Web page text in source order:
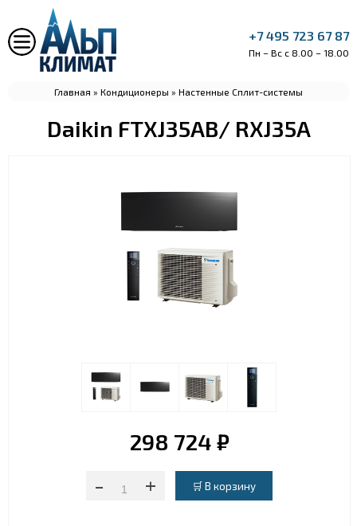
+7 495 723 67 87
Пн – Вс с 8.00 – 18.00
Главная » Кондиционеры » Настенные Сплит-системы
Daikin FTXJ35AB/ RXJ35A
298 724 ₽
-
+